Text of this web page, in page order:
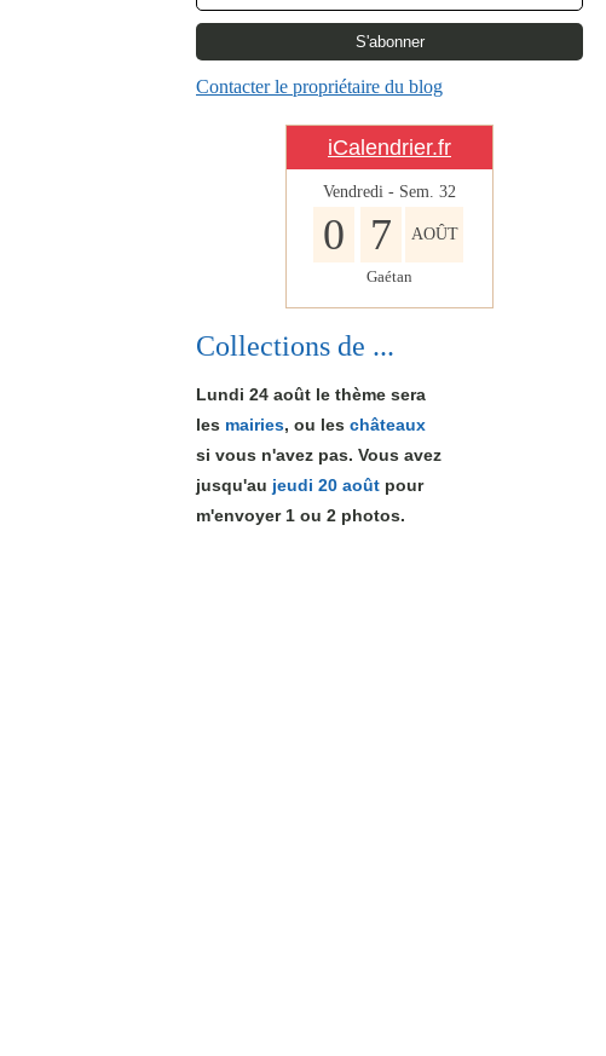
Contacter le propriétaire du blog
iCalendrier.fr
Vendredi - Sem. 32
0 7 AOÛT
Gaétan
Collections de ...
Lundi 24 août le thème sera
les mairies, ou les châteaux
si vous n'avez pas. Vous avez
jusqu'au jeudi 20 août pour
m'envoyer 1 ou 2 photos.